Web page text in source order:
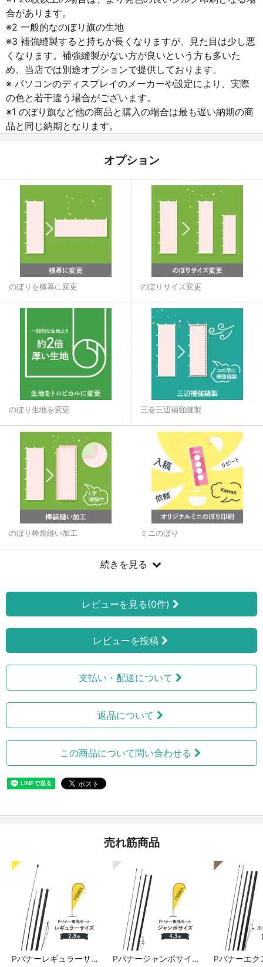
合があります。
※2 一般的なのぼり旗の生地
※3 補強縫製すると持ちが長くなりますが、見た目は少し悪
くなります。補強縫製がない方が良いという方も多いた
め、当店では別途オプションで提供しております。
※ パソコンのディスプレイのメーカーや設定により、実際
の色と若干違う場合がございます。
※1 のぼり旗など他の商品と購入の場合は最も遅い納期の商
品と同じ納期となります。
オプション
のぼりを横幕に変更 のぼりサイズ変更
のぼり生地を変更 三巻三辺補強縫製
のぼり棒袋縫い加工 ミニのぼり
続きを見る
レビューを見る(0件)
レビューを投稿
支払い・配送について
返品について
この商品について問い合わせる
売れ筋商品
Pバナーレギュラーサイズ専用ポール
Pバナージャンボサイズ専用ポール